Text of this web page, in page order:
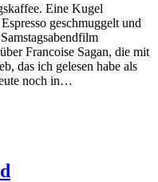
Eine Kugel
geschmuggelt und
Francoise Sagan, die mit
das ich gelesen habe als
noch in…